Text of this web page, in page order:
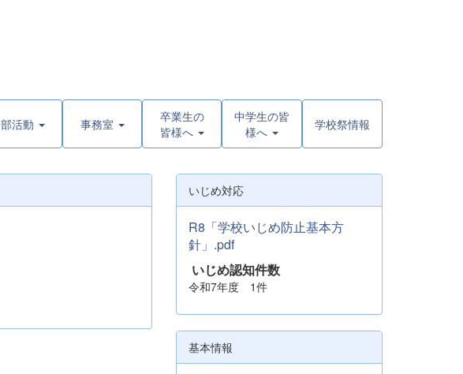
部活動 事務室
卒業生の
皆様へ
中学生の皆
様へ
学校祭情報
いじめ対応
R8「学校いじめ防止基本方
針」.pdf
いじめ認知件数
令和7年度 1件
基本情報